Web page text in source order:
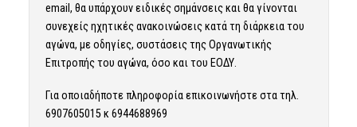
email, θα υπάρχουν ειδικές σημάνσεις και θα γίνονται
συνεχείς ηχητικές ανακοινώσεις κατά τη διάρκεια του
αγώνα, με οδηγίες, συστάσεις της Οργανωτικής
Επιτροπής του αγώνα, όσο και του ΕΟΔΥ.
Για οποιαδήποτε πληροφορία επικοινωνήστε στα τηλ.
6907605015 κ 6944688969